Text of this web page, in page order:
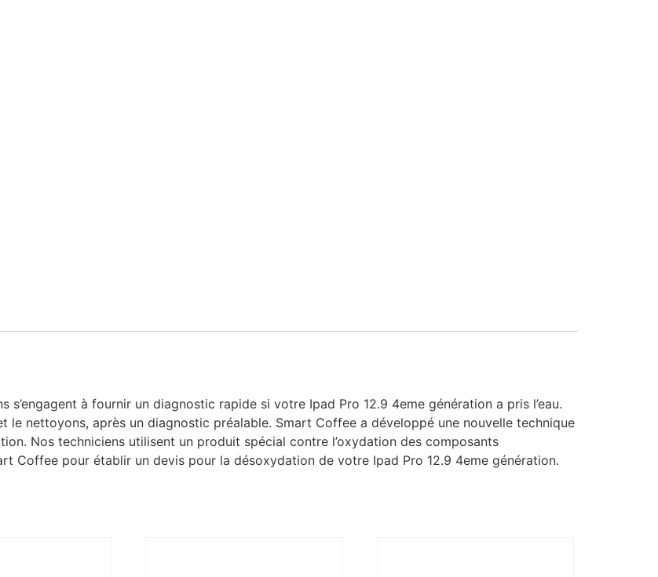
s’engagent à fournir un diagnostic rapide si votre Ipad Pro 12.9 4eme génération a pris l’eau.
le nettoyons, après un diagnostic préalable. Smart Coffee a développé une nouvelle technique
Nos techniciens utilisent un produit spécial contre l’oxydation des composants
Coffee pour établir un devis pour la désoxydation de votre Ipad Pro 12.9 4eme génération.